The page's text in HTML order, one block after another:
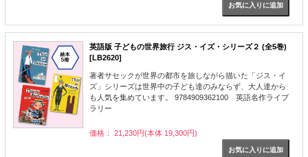
英語版 子どもの世界旅行 ジス・イズ・シリーズ２ (全5巻)
[LB2620]
著者サセックが世界の都市を旅しながら描いた「ジス・イ
ズ」シリーズは世界中の子ども達のみならず、大人達から
も人気を集めています。 9784909362100 英語名作ライブ
ラリー
価格： 21,230円(本体 19,300円)